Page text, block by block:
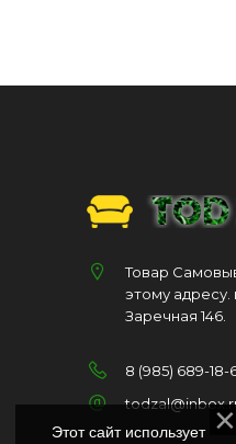
Товар
этому адресу.
Заречная 146.
8 (985) 689-18-
Этот сайт использует